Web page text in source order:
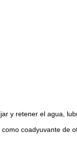
y retener el agua,
coadyuvante de